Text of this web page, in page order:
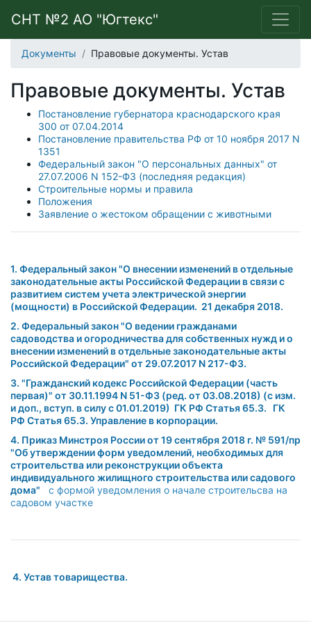
СНТ №2 АО "Югтекс"
Документы Правовые документы. Устав
Правовые документы. Устав
Постановление губернатора краснодарского края
300 от 07.04.2014
Постановление правительства РФ от 10 ноября 2017 N
1351
Федеральный закон "О персональных данных" от
27.07.2006 N 152-ФЗ (последняя редакция)
Строительные нормы и правила
Положения
Заявление о жестоком обращении с животными
1. Федеральный закон "О внесении изменений в отдельные
законодательные акты Российской Федерации в связи с
развитием систем учета электрической энергии
(мощности) в Российской Федерации. 21 декабря 2018.
2. Федеральный закон "О ведении гражданами
садоводства и огородничества для собственных нужд и о
внесении изменений в отдельные законодательные акты
Российской Федерации" от 29.07.2017 N 217-ФЗ.
3. "Гражданский кодекс Российской Федерации (часть
первая)" от 30.11.1994 N 51-ФЗ (ред. от 03.08.2018) (с изм.
и доп., вступ. в силу с 01.01.2019) ГК РФ Статья 65.3. ГК
РФ Статья 65.3. Управление в корпорации.
4. Приказ Минстроя России от 19 сентября 2018 г. № 591/пр
"Об утверждении форм уведомлений, необходимых для
строительства или реконструкции объекта
индивидуального жилищного строительства или садового
дома"
c формой уведомления о начале строительсва на
садовом участке
4. Устав товарищества.